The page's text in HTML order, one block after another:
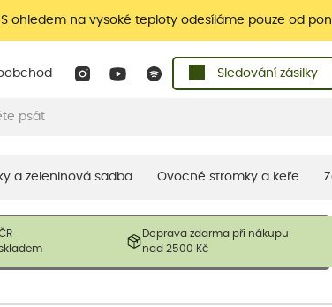
S ohledem na vysoké teploty odesíláme pouze od
Sledování zásilky
a zeleninová sadba Ovocné stromky a keře
Doprava zdarma při nákupu
nad 2500 Kč
prodávané produkty. V závislosti na sezónnosti mohou být
Rostliny mohou být také sestřiženy níže, než je uvedená